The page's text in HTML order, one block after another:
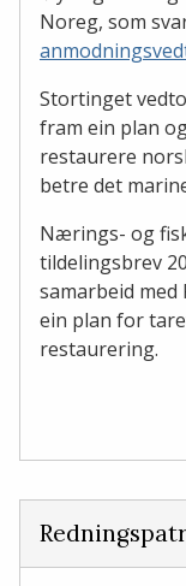
Noreg, som
Stortinget
fram ein plan
restaurere
betre det
Nærings- og
tildelingsbrev
samarbeid
ein plan for
restaurering.